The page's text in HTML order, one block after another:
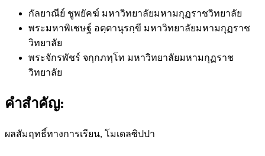
กัลยาณีย์ ชูพยัคฆ์ มหาวิทยาลัยมหามกุฏราชวิทยาลัย
พระมหาพิเชษฐ์ อตฺตานุรกฺขี มหาวิทยาลัยมหามกุฏราช
วิทยาลัย
พระจักรพัชร์ จกฺกภทฺโท มหาวิทยาลัยมหามกุฏราช
วิทยาลัย
คำสำคัญ:
ผลสัมฤทธิ์ทางการเรียน, โมเดลซิปปา